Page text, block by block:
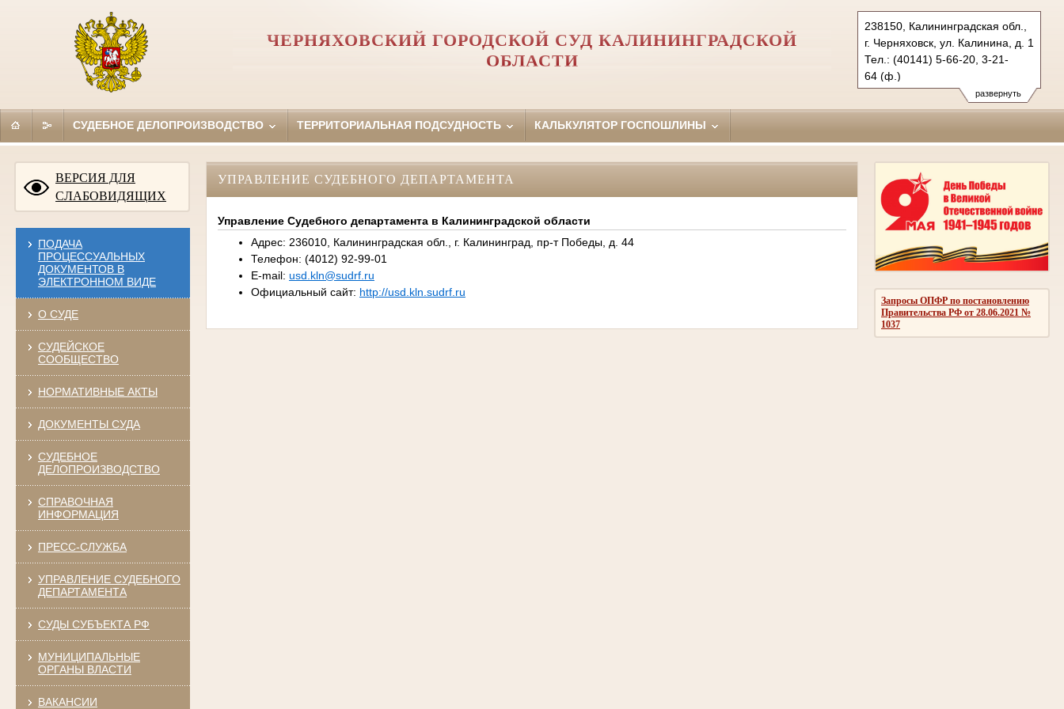
развернуть
238150, Калининградская обл.,
г. Черняховск, ул. Калинина, д. 1
Тел.: (40141) 5-66-20, 3-21-
64 (ф.)
cherniahovsky.kln@sudrf.ru
ЧЕРНЯХОВСКИЙ ГОРОДСКОЙ СУД КАЛИНИНГРАДСКОЙ
ОБЛАСТИ
СУДЕБНОЕ ДЕЛОПРОИЗВОДСТВО ТЕРРИТОРИАЛЬНАЯ ПОДСУДНОСТЬ КАЛЬКУЛЯТОР ГОСПОШЛИНЫ
ВЕРСИЯ ДЛЯ
СЛАБОВИДЯЩИХ
ПОДАЧА
ПРОЦЕССУАЛЬНЫХ
ДОКУМЕНТОВ В
ЭЛЕКТРОННОМ ВИДЕ
О СУДЕ
СУДЕЙСКОЕ
СООБЩЕСТВО
НОРМАТИВНЫЕ АКТЫ
ДОКУМЕНТЫ СУДА
СУДЕБНОЕ
ДЕЛОПРОИЗВОДСТВО
СПРАВОЧНАЯ
ИНФОРМАЦИЯ
ПРЕСС-СЛУЖБА
УПРАВЛЕНИЕ СУДЕБНОГО
ДЕПАРТАМЕНТА
СУДЫ СУБЪЕКТА РФ
МУНИЦИПАЛЬНЫЕ
ОРГАНЫ ВЛАСТИ
ВАКАНСИИ
Запросы ОПФР по постановлению
Правительства РФ от 28.06.2021 №
1037
УПРАВЛЕНИЕ СУДЕБНОГО ДЕПАРТАМЕНТА
Управление Судебного департамента в Калининградской области
Адрес: 236010, Калининградская обл., г. Калининград, пр-т Победы, д. 44
Телефон: (4012) 92-99-01
E-mail: usd.kln@sudrf.ru
Официальный сайт: http://usd.kln.sudrf.ru